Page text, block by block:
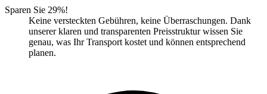
Sparen Sie 29%!
Keine versteckten Gebühren, keine Überraschungen. Dank
unserer klaren und transparenten Preisstruktur wissen Sie
genau, was Ihr Transport kostet und können entsprechend
planen.